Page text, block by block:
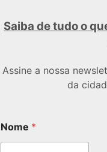
Saiba de tudo o
Assine a nossa
da
Nome *